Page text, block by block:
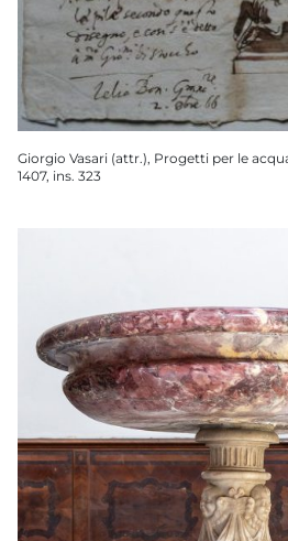
Giorgio Vasari (attr.), Progetti per le
1407, ins. 323